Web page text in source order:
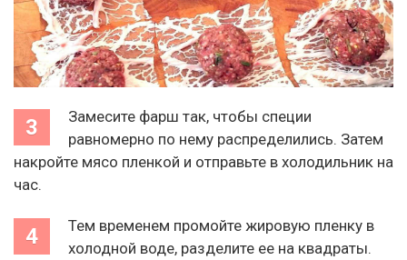
Замесите фарш так, чтобы специи
равномерно по нему распределились. Затем
накройте мясо пленкой и отправьте в холодильник на
час.
Тем временем промойте жировую пленку в
холодной воде, разделите ее на квадраты.